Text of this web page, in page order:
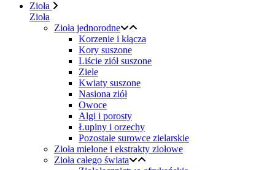
Zioła
Zioła
Zioła jednorodne
Korzenie i kłącza
Kory suszone
Liście ziół suszone
Ziele
Kwiaty suszone
Nasiona ziół
Owoce
Algi i porosty
Łupiny i orzechy
Pozostałe surowce zielarskie
Zioła mielone i ekstrakty ziołowe
Zioła całego świata